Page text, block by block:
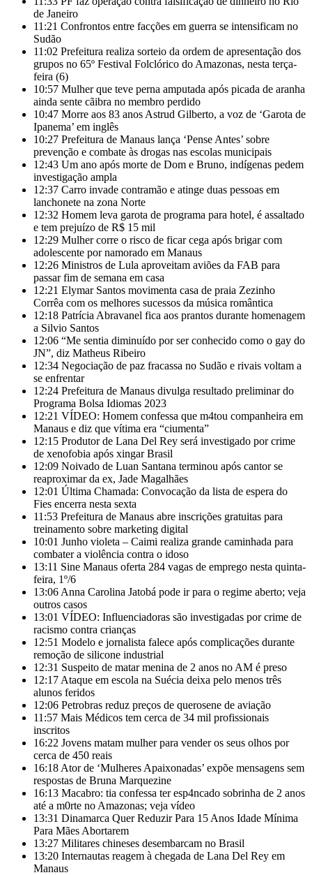
de Janeiro
11:21 Confrontos entre facções em guerra se intensificam no
Sudão
11:02 Prefeitura realiza sorteio da ordem de apresentação dos
grupos no 65º Festival Folclórico do Amazonas, nesta terça-
feira (6)
10:57 Mulher que teve perna amputada após picada de aranha
ainda sente cãibra no membro perdido
10:47 Morre aos 83 anos Astrud Gilberto, a voz de ‘Garota de
Ipanema’ em inglês
10:27 Prefeitura de Manaus lança ‘Pense Antes’ sobre
prevenção e combate às drogas nas escolas municipais
12:43 Um ano após morte de Dom e Bruno, indígenas pedem
investigação ampla
12:37 Carro invade contramão e atinge duas pessoas em
lanchonete na zona Norte
12:32 Homem leva garota de programa para hotel, é assaltado
e tem prejuízo de R$ 15 mil
12:29 Mulher corre o risco de ficar cega após brigar com
adolescente por namorado em Manaus
12:26 Ministros de Lula aproveitam aviões da FAB para
passar fim de semana em casa
12:21 Elymar Santos movimenta casa de praia Zezinho
Corrêa com os melhores sucessos da música romântica
12:18 Patrícia Abravanel fica aos prantos durante homenagem
a Silvio Santos
12:06 “Me sentia diminuído por ser conhecido como o gay do
JN”, diz Matheus Ribeiro
12:34 Negociação de paz fracassa no Sudão e rivais voltam a
se enfrentar
12:24 Prefeitura de Manaus divulga resultado preliminar do
Programa Bolsa Idiomas 2023
12:21 VÍDEO: Homem confessa que m4tou companheira em
Manaus e diz que vítima era “ciumenta”
12:15 Produtor de Lana Del Rey será investigado por crime
de xenofobia após xingar Brasil
12:09 Noivado de Luan Santana terminou após cantor se
reaproximar da ex, Jade Magalhães
12:01 Última Chamada: Convocação da lista de espera do
Fies encerra nesta sexta
11:53 Prefeitura de Manaus abre inscrições gratuitas para
treinamento sobre marketing digital
10:01 Junho violeta – Caimi realiza grande caminhada para
combater a violência contra o idoso
13:11 Sine Manaus oferta 284 vagas de emprego nesta quinta-
feira, 1º/6
13:06 Anna Carolina Jatobá pode ir para o regime aberto; veja
outros casos
13:01 VÍDEO: Influenciadoras são investigadas por crime de
racismo contra crianças
12:51 Modelo e jornalista falece após complicações durante
remoção de silicone industrial
12:31 Suspeito de matar menina de 2 anos no AM é preso
12:17 Ataque em escola na Suécia deixa pelo menos três
alunos feridos
12:06 Petrobras reduz preços de querosene de aviação
11:57 Mais Médicos tem cerca de 34 mil profissionais
inscritos
16:22 Jovens matam mulher para vender os seus olhos por
cerca de 450 reais
16:18 Ator de ‘Mulheres Apaixonadas’ expõe mensagens sem
respostas de Bruna Marquezine
16:13 Macabro: tia confessa ter esp4ncado sobrinha de 2 anos
até a m0rte no Amazonas; veja vídeo
13:31 Dinamarca Quer Reduzir Para 15 Anos Idade Mínima
Para Mães Abortarem
13:27 Militares chineses desembarcam no Brasil
13:20 Internautas reagem à chegada de Lana Del Rey em
Manaus